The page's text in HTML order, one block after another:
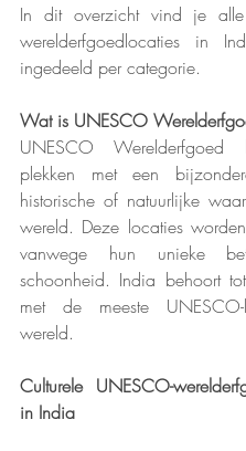
In dit overzicht vind je alle
werelderfgoedlocaties in
ingedeeld per categorie.
Wat is UNESCO
UNESCO Werelderfgoed
plekken met een
historische of natuurlijke
wereld. Deze locaties
vanwege hun unieke
schoonheid. India behoort
met de meeste
wereld.
Culturele UNESCO-
in India